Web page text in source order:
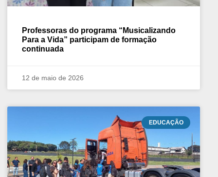
Professoras do programa “Musicalizando
Para a Vida” participam de formação
continuada
12 de maio de 2026
EDUCAÇÃO